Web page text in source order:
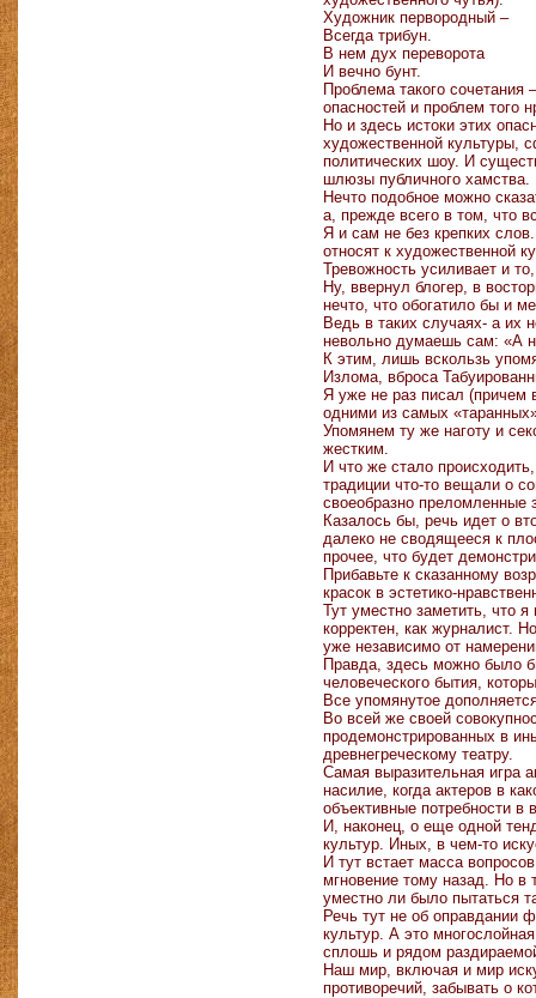
Художник первородный –
Всегда трибун.
В нем дух переворота
И вечно бунт.
Проблема такого
опасностей и проблем того
Но и здесь истоки этих
художественной культуры,
политических шоу. И
шлюзы публичного хамства.
Нечто подобное можно
а, прежде всего в том, что
Я и сам не без крепких
относят к художественной
Тревожность усиливает и
Ну, ввернул блогер, в
нечто, что обогатило бы и
Ведь в таких случаях- а их
невольно думаешь сам: «А
К этим, лишь вскользь
Излома, вброса
Я уже не раз писал (причем
одними из самых
Упомянем ту же наготу и
жестким.
И что же стало
традиции что-то вещали о
своеобразно преломленные
Казалось бы, речь идет о
далеко не сводящееся к
прочее, что будет
Прибавьте к сказанному
красок в эстетико-
Тут уместно заметить, что
корректен, как журналист.
уже независимо от
Правда, здесь можно было
человеческого бытия,
Все упомянутое
Во всей же своей
продемонстрированных в
древнегреческому театру.
Самая выразительная игра
насилие, когда актеров в
объективные потребности
И, наконец, о еще одной
культур. Иных, в чем-то
И тут встает масса
мгновение тому назад. Но
уместно ли было пытаться
Речь тут не об оправдании
культур. А это
сплошь и рядом
Наш мир, включая и мир
противоречий, забывать о